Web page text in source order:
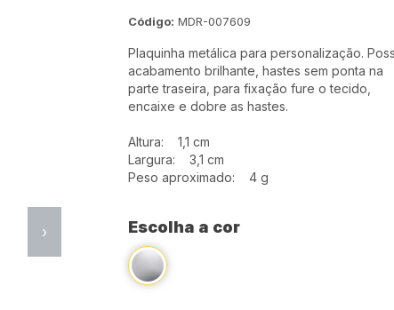
›
Código: MDR-007609
Plaquinha metálica para personalização.
acabamento brilhante, hastes sem ponta na
parte traseira, para fixação fure o tecido,
encaixe e dobre as hastes.
Altura: 1,1 cm
Largura: 3,1 cm
Peso aproximado: 4 g
Escolha a cor